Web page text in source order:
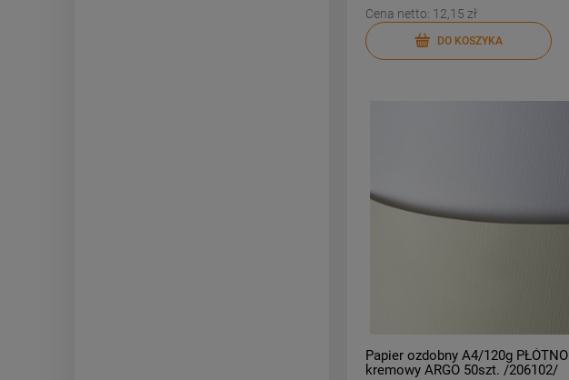
Cena netto: 12,15 zł
DO KOSZYKA
Papier ozdobny A4/120g PŁÓTNO
kremowy ARGO 50szt. /206102/